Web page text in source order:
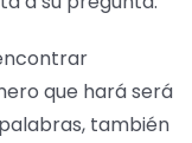
que hará será
también